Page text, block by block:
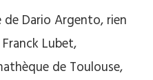
de Dario Argento, rien
Lubet,
de Toulouse,